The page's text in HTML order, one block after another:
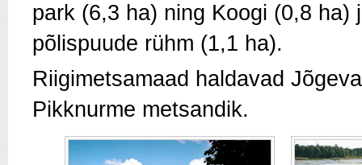
park (6,3 ha) ning Koogi (0,8 ha)
põlispuude rühm (1,1 ha).
Riigimetsamaad haldavad
Pikknurme metsandik.